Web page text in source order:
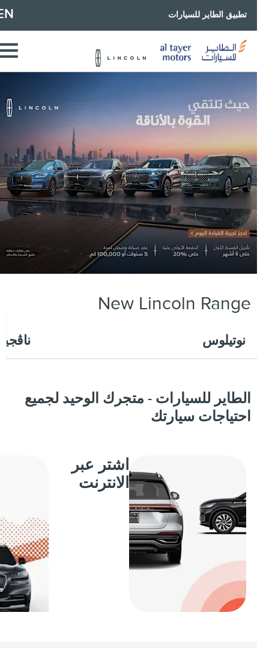
EN تطبيق الطاير للسيارات
New Lincoln Range
نوتيلوس ناڤجيتور
الطاير للسيارات - متجرك الوحيد لجميع
احتياجات سيارتك
اشتر عبر
الانترنت